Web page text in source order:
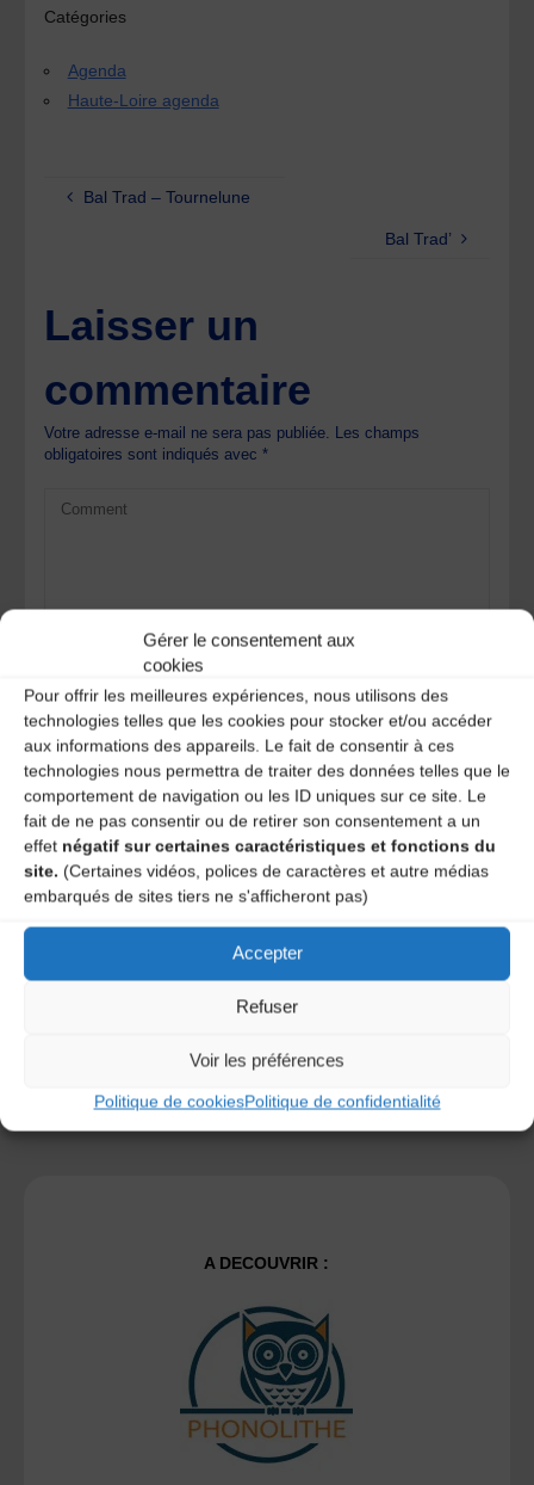
Gérer le consentement aux
cookies
Pour offrir les meilleures expériences, nous utilisons des
technologies telles que les cookies pour stocker et/ou accéder
aux informations des appareils. Le fait de consentir à ces
technologies nous permettra de traiter des données telles que le
comportement de navigation ou les ID uniques sur ce site. Le
fait de ne pas consentir ou de retirer son consentement a un
effet négatif sur certaines caractéristiques et fonctions du
site. (Certaines vidéos, polices de caractères et autre médias
embarqués de sites tiers ne s'afficheront pas)
Accepter
Refuser
Voir les préférences
Politique de cookiesPolitique de confidentialité
Catégories
Agenda
Haute-Loire agenda
Bal Trad – Tournelune
Bal Trad’
Laisser un
commentaire
Votre adresse e-mail ne sera pas publiée. Les champs
obligatoires sont indiqués avec*
Save my name, email, and site URL in my browser for next
time I post a comment.
Ce site utilise Akismet pour réduire les indésirables.
commentaires sont traitées.
A DECOUVRIR :